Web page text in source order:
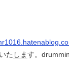
た します。